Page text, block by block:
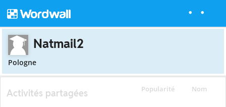
Natmail2
Pologne
Popularité Nom
Activités partagées